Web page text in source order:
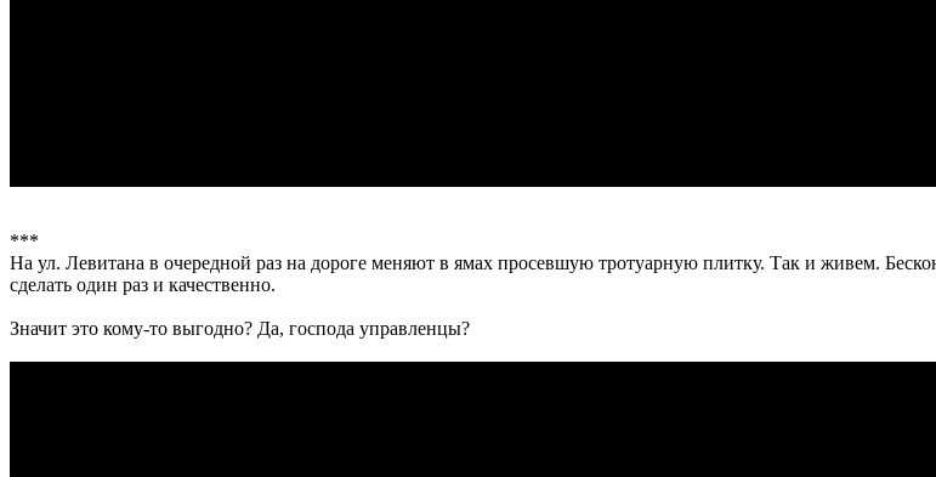
***
На ул. Левитана в очередной раз на дороге меняют в ямах просевшую тротуарную плитку. Так и живем.
сделать один раз и качественно.
Значит это кому-то выгодно? Да, господа управленцы?